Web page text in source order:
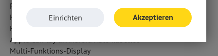
Radio
Kabelloses Laden für Handys
Handyvorbereitung Bluetooth
Apple CarPlay u. Android Auto kabellos
Multi-Funktions-Display
Einrichten Akzeptieren